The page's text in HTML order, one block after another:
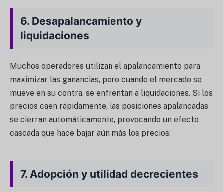
6. Desapalancamiento y
liquidaciones
Muchos operadores utilizan el apalancamiento para
maximizar las ganancias, pero cuando el mercado se
mueve en su contra, se enfrentan a liquidaciones. Si los
precios caen rápidamente, las posiciones apalancadas
se cierran automáticamente, provocando un efecto
cascada que hace bajar aún más los precios.
7. Adopción y utilidad decrecientes